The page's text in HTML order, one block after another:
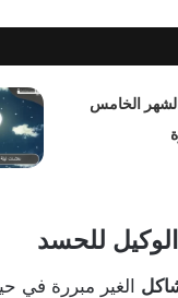
الخامس
للحسد
الغير مبررة في